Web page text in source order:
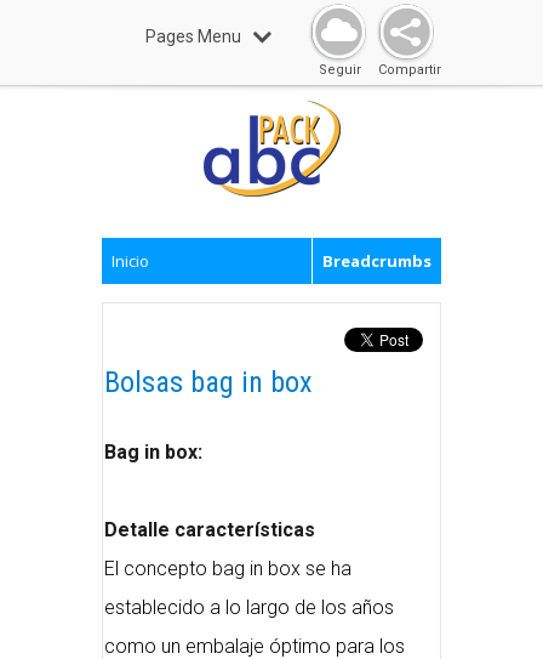
Pages Menu
Compartir
Seguir
Inicio Breadcrumbs
Bolsas bag in box
Bag in box:
Detalle características
El concepto bag in box se ha
establecido a lo largo de los años
como un embalaje óptimo para los